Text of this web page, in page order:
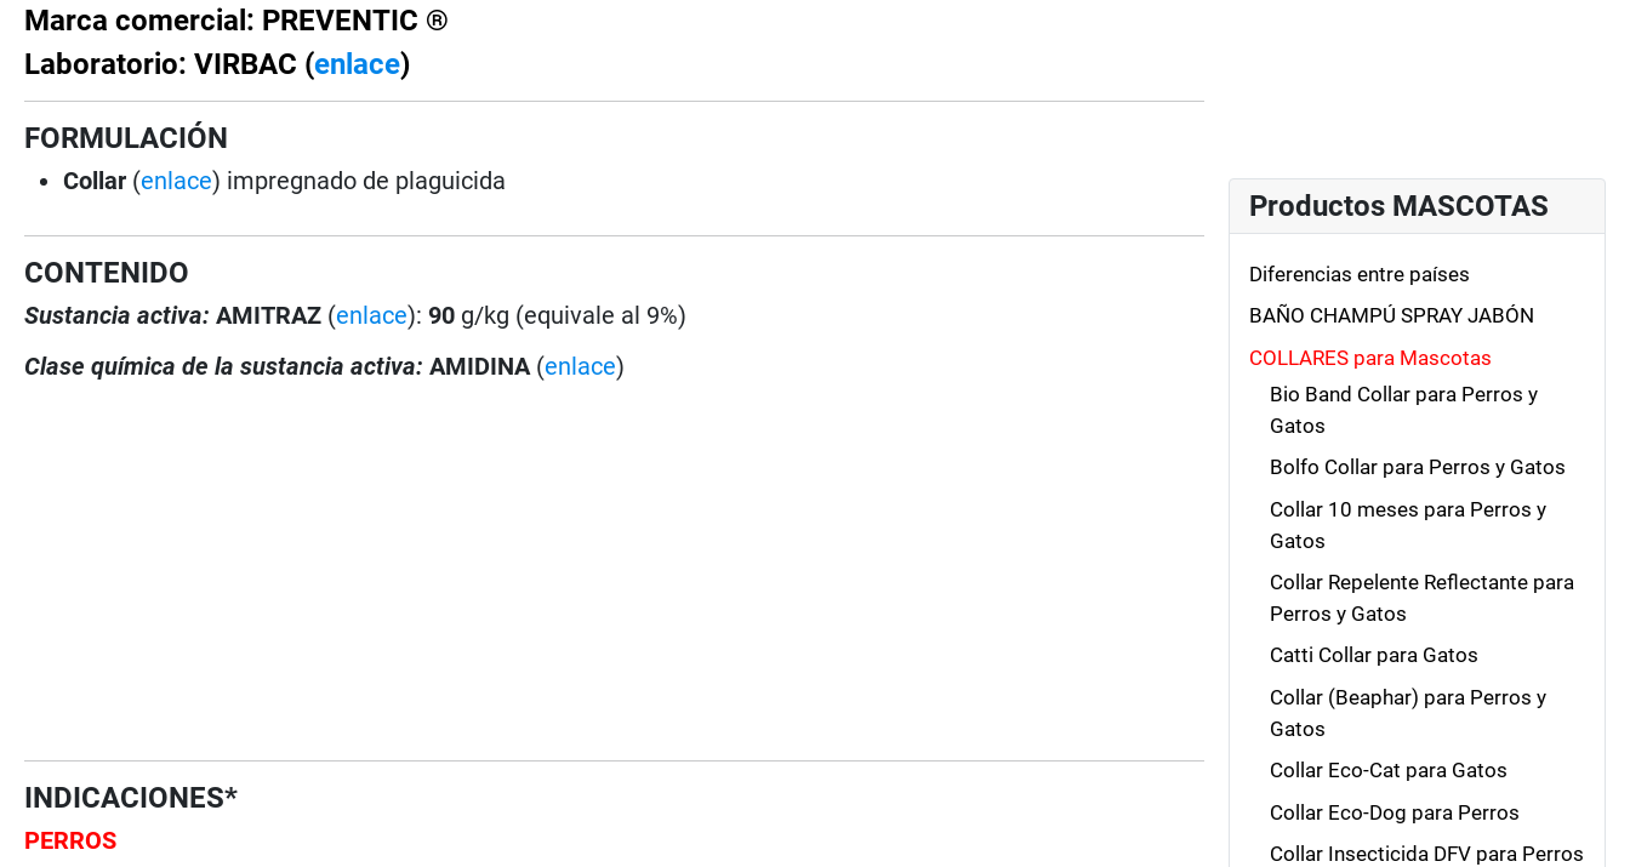
Marca comercial: PREVENTIC ®
Laboratorio: VIRBAC (enlace)
FORMULACIÓN
Collar (enlace) impregnado de plaguicida
CONTENIDO
Sustancia activa:AMITRAZ (enlace):90 g/kg (equivale al 9%)
Clase química de la sustancia activa: AMIDINA (enlace)
INDICACIONES*
PERROS
Productos MASCOTAS
Diferencias entre países
BAÑO CHAMPÚ SPRAY JABÓN
COLLARES para Mascotas
Bio Band Collar para Perros y
Gatos
Bolfo Collar para Perros y Gatos
Collar 10 meses para Perros y
Gatos
Collar Repelente Reflectante para
Perros y Gatos
Catti Collar para Gatos
Collar (Beaphar) para Perros y
Gatos
Collar Eco-Cat para Gatos
Collar Eco-Dog para Perros
Collar Insecticida DFV para Perros